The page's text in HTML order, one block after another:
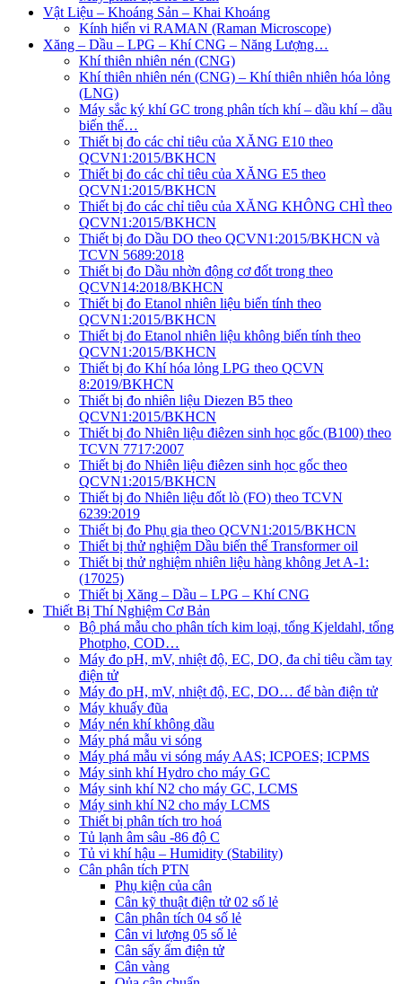
Vật Liệu – Khoáng Sản – Khai Khoáng
Kính hiển vi RAMAN (Raman Microscope)
Xăng – Dầu – LPG – Khí CNG – Năng Lượng…
Khí thiên nhiên nén (CNG)
Khí thiên nhiên nén (CNG) – Khí thiên nhiên hóa lỏng
(LNG)
Máy sắc ký khí GC trong phân tích khí – dầu khí – dầu
biến thế…
Thiết bị đo các chỉ tiêu của XĂNG E10 theo
QCVN1:2015/BKHCN
Thiết bị đo các chỉ tiêu của XĂNG E5 theo
QCVN1:2015/BKHCN
Thiết bị đo các chỉ tiêu của XĂNG KHÔNG CHÌ theo
QCVN1:2015/BKHCN
Thiết bị đo Dầu DO theo QCVN1:2015/BKHCN và
TCVN 5689:2018
Thiết bị đo Dầu nhờn động cơ đốt trong theo
QCVN14:2018/BKHCN
Thiết bị đo Etanol nhiên liệu biến tính theo
QCVN1:2015/BKHCN
Thiết bị đo Etanol nhiên liệu không biến tính theo
QCVN1:2015/BKHCN
Thiết bị đo Khí hóa lỏng LPG theo QCVN
8:2019/BKHCN
Thiết bị đo nhiên liệu Diezen B5 theo
QCVN1:2015/BKHCN
Thiết bị đo Nhiên liệu điêzen sinh học gốc (B100) theo
TCVN 7717:2007
Thiết bị đo Nhiên liệu điêzen sinh học gốc theo
QCVN1:2015/BKHCN
Thiết bị đo Nhiên liệu đốt lò (FO) theo TCVN
6239:2019
Thiết bị đo Phụ gia theo QCVN1:2015/BKHCN
Thiết bị thử nghiệm Dầu biến thế Transformer oil
Thiết bị thử nghiệm nhiên liệu hàng không Jet A-1:
(17025)
Thiết bị Xăng – Dầu – LPG – Khí CNG
Thiết Bị Thí Nghiệm Cơ Bản
Bộ phá mẫu cho phân tích kim loại, tổng Kjeldahl, tổng
Photpho, COD…
Máy đo pH, mV, nhiệt độ, EC, DO, đa chỉ tiêu cầm tay
điện tử
Máy đo pH, mV, nhiệt độ, EC, DO… để bàn điện tử
Máy khuấy đũa
Máy nén khí không dầu
Máy phá mẫu vi sóng
Máy phá mẫu vi sóng máy AAS; ICPOES; ICPMS
Máy sinh khí Hydro cho máy GC
Máy sinh khí N2 cho máy GC, LCMS
Máy sinh khí N2 cho máy LCMS
Thiết bị phân tích tro hoá
Tủ lạnh âm sâu -86 độ C
Tủ vi khí hậu – Humidity (Stability)
Cân phân tích PTN
Phụ kiện của cân
Cân kỹ thuật điện tử 02 số lẻ
Cân phân tích 04 số lẻ
Cân vi lượng 05 số lẻ
Cân sấy ẩm điện tử
Cân vàng